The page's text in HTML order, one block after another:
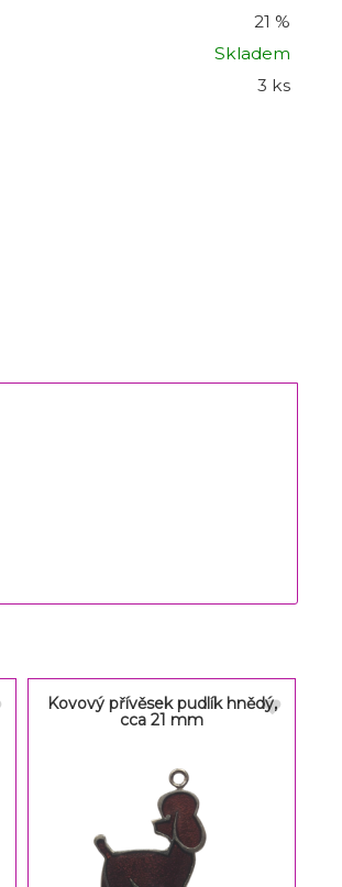
21 %
Skladem
3 ks
Kovový přívěsek pudlík hnědý,
cca 21 mm